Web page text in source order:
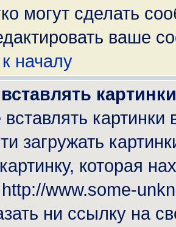
могут сделать
ваше
началу
загружать
которая
www.some-
ни ссылку на